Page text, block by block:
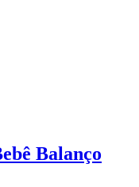
Balanço